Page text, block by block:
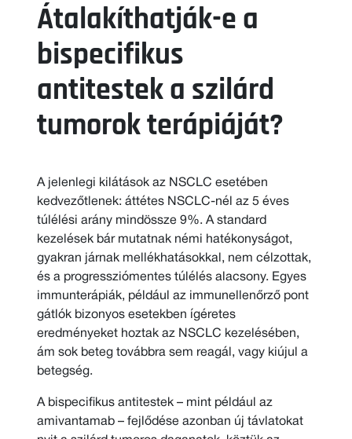
Átalakíthatják-e a
bispecifikus
antitestek a szilárd
tumorok terápiáját?
A jelenlegi kilátások az NSCLC esetében
kedvezőtlenek: áttétes NSCLC-nél az 5 éves
túlélési arány mindössze 9%. A standard
kezelések bár mutatnak némi hatékonyságot,
gyakran járnak mellékhatásokkal, nem célzottak,
és a progressziómentes túlélés alacsony. Egyes
immunterápiák, például az immunellenőrző pont
gátlók bizonyos esetekben ígéretes
eredményeket hoztak az NSCLC kezelésében,
ám sok beteg továbbra sem reagál, vagy kiújul a
betegség.
A bispecifikus antitestek – mint például az
amivantamab – fejlődése azonban új távlatokat